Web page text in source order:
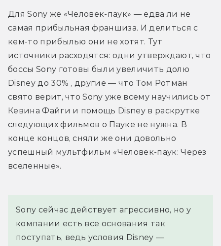
Для Sony же «Человек-паук» — едва ли не
самая прибыльная франшиза. И делиться с
кем-то прибылью они не хотят. Тут
источники расходятся: одни утверждают, что
боссы Sony готовы были увеличить долю
Disney до 30% , другие — что Том Ротман
свято верит, что Sony уже всему научились от
Кевина Файги и помощь Disney в раскрутке
следующих фильмов о Пауке не нужна. В
конце концов, сняли же они довольно
успешный мультфильм «Человек-паук: Через
вселенные».
Sony сейчас действует агрессивно, но у
компании есть все основания так
поступать, ведь условия Disney —